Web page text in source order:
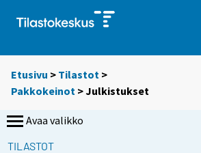
Etusivu > Tilastot >
Pakkokeinot > Julkistukset
Avaa valikko
TILASTOT